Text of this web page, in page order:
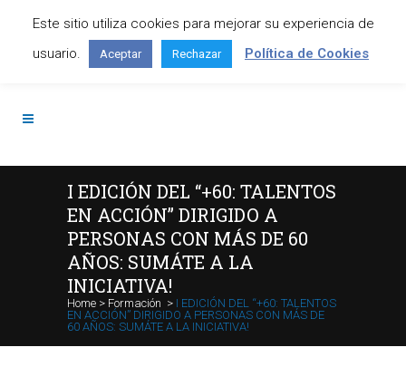
Contáctanos: +34 645 295 966
I EDICIÓN DEL “+60: TALENTOS
EN ACCIÓN” DIRIGIDO A
PERSONAS CON MÁS DE 60
AÑOS: SUMÁTE A LA
INICIATIVA!
Home > Formación > I EDICIÓN DEL “+60: TALENTOS
EN ACCIÓN” DIRIGIDO A PERSONAS CON MÁS DE
60 AÑOS: SUMÁTE A LA INICIATIVA!
Este sitio utiliza cookies para mejorar su experiencia de
usuario.
Aceptar Rechazar Política de Cookies